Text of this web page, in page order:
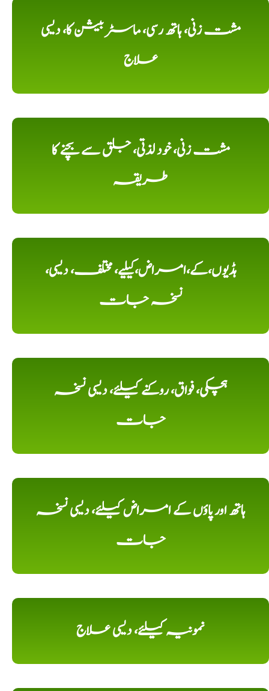
مشت زنی، ہاتھ رسی، ماسٹر بیشن کا، دیسی
علاج
مشت زنی، خود لذتی، جلق سے بچنے کا
طریقہ
ہڈیوں،کے،امراض،کیلیے، مختلف، دیسی،
نسخہ جات
ہچکی، فواق، روکنے کیلئے، دیسی نسخہ
جات
ہاتھ اور پاؤں کے امراض کیلئے، دیسی نسخہ
جات
نمونیہ کیلئے، دیسی علاج